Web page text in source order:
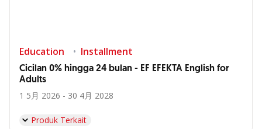
Education Installment
Cicilan 0% hingga 24 bulan - EF EFEKTA English for
Adults
1 5月 2026 - 30 4月 2028
Produk Terkait